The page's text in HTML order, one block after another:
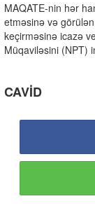
MAQATE-nin hər
etməsinə və
keçirməsinə icazə
Müqaviləsini (NPT)
CAVİD